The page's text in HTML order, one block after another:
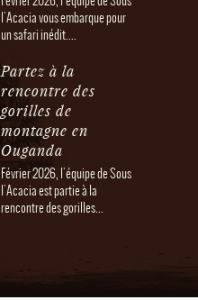
l'Acacia vous embarque pour
un safari inédit....
Partez à la
rencontre des
gorilles de
montagne en
Ouganda
Février 2026, l'équipe de Sous
l'Acacia est partie à la
rencontre des gorilles...